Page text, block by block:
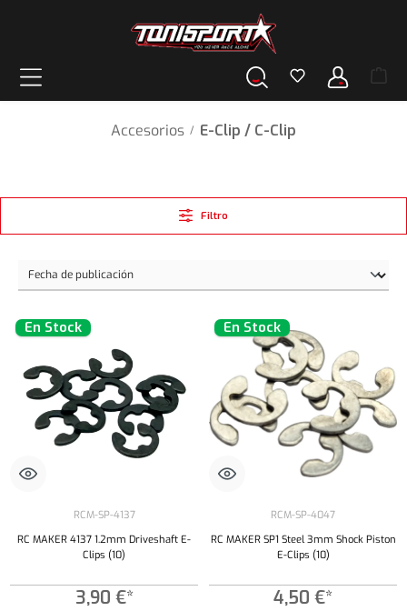
Accesorios / E-Clip / C-Clip
Filtro
En Stock
RCM-SP-4137
RC MAKER 4137 1.2mm Driveshaft E-
Clips (10)
3,90 €*
En Stock
RCM-SP-4047
RC MAKER SP1 Steel 3mm Shock Piston
E-Clips (10)
4,50 €*